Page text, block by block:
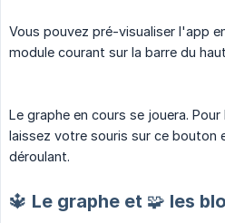
Vous pouvez pré-visualiser l'app
module courant sur la barre du
Le graphe en cours se jouera.
laissez votre souris sur ce bouton
déroulant.
🔱 Le graphe et 🧩 les